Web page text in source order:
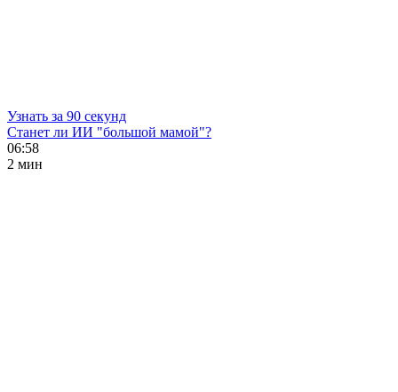
Узнать за 90 секунд
Станет ли ИИ "большой мамой"?
06:58
2 мин